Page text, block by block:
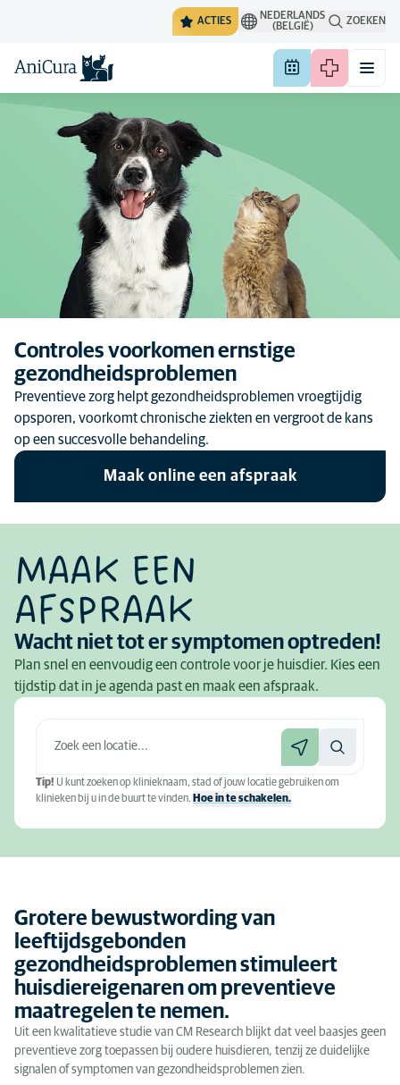
ACTIES
NEDERLANDS
(BELGIË)
ZOEKEN
Controles voorkomen ernstige
gezondheidsproblemen
Preventieve zorg helpt gezondheidsproblemen vroegtijdig
opsporen, voorkomt chronische ziekten en vergroot de kans
op een succesvolle behandeling.
Maak online een afspraak
MAAK EEN
AFSPRAAK
Wacht niet tot er symptomen optreden!
Plan snel en eenvoudig een controle voor je huisdier. Kies een
tijdstip dat in je agenda past en maak een afspraak.
Tip! U kunt zoeken op klinieknaam, stad of jouw locatie gebruiken om
klinieken bij u in de buurt te vinden. Hoe in te schakelen.
Grotere bewustwording van
leeftijdsgebonden
gezondheidsproblemen stimuleert
huisdiereigenaren om preventieve
maatregelen te nemen.
Uit een kwalitatieve studie van CM Research blijkt dat veel baasjes geen
preventieve zorg toepassen bij oudere huisdieren, tenzij ze duidelijke
signalen of symptomen van gezondheidsproblemen zien.